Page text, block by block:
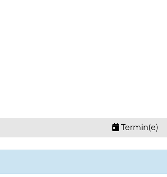
Termin(e)